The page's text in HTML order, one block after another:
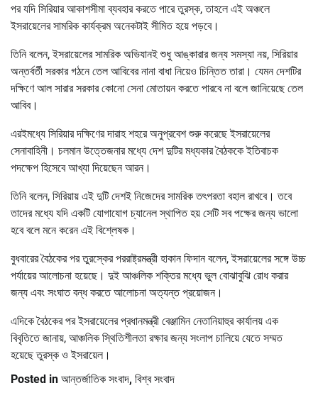
পর যদি সিরিয়ার আকাশসীমা ব্যবহার করতে পারে তুরস্ক, তাহলে এই অঞ্চলে
ইসরায়েলের সামরিক কার্যক্রম অনেকটাই সীমিত হয়ে পড়বে।
তিনি বলেন, ইসরায়েলের সামরিক অভিযানই শুধু আঙ্কারার জন্য সমস্যা নয়, সিরিয়ার
অন্তর্বর্তী সরকার গঠনে তেল আবিবের নানা বাধা নিয়েও চিন্তিত তারা। যেমন দেশটির
দক্ষিণে আল সারার সরকার কোনো সেনা মোতায়ন করতে পারবে না বলে জানিয়েছে তেল
আবিব।
এরইমধ্যে সিরিয়ার দক্ষিণের দারাহ শহরে অনুপ্রবেশ শুরু করেছে ইসরায়েলের
সেনাবাহিনী। চলমান উত্তেজনার মধ্যে দেশ দুটির মধ্যকার বৈঠককে ইতিবাচক
পদক্ষেপ হিসেবে আখ্যা দিয়েছেন আরন।
তিনি বলেন, সিরিয়ায় এই দুটি দেশই নিজেদের সামরিক তৎপরতা বহাল রাখবে। তবে
তাদের মধ্যে যদি একটি যোগাযোগ চ্যানেল স্থাপিত হয় সেটি সব পক্ষের জন্য ভালো
হবে বলে মনে করেন এই বিশ্লেষক।
বুধবারের বৈঠকের পর তুরস্কের পররাষ্ট্রমন্ত্রী হাকান ফিদান বলেন, ইসরায়েলের সঙ্গে উচ্চ
পর্যায়ের আলোচনা হয়েছে। দুই আঞ্চলিক শক্তির মধ্যে ভুল বোঝাবুঝি রোধ করার
জন্য এবং সংঘাত বন্ধ করতে আলোচনা অত্যন্ত প্রয়োজন।
এদিকে বৈঠকের পর ইসরায়েলের প্রধানমন্ত্রী বেঞ্জামিন নেতানিয়াহুর কার্যালয় এক
বিবৃতিতে জানায়, আঞ্চলিক স্থিতিশীলতা রক্ষার জন্য সংলাপ চালিয়ে যেতে সম্মত
হয়েছে তুরস্ক ও ইসরায়েল।
Posted in আন্তর্জাতিক সংবাদ, বিশ্ব সংবাদ